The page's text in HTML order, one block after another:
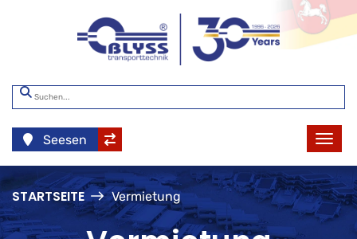
Seesen
STARTSEITE Vermietung